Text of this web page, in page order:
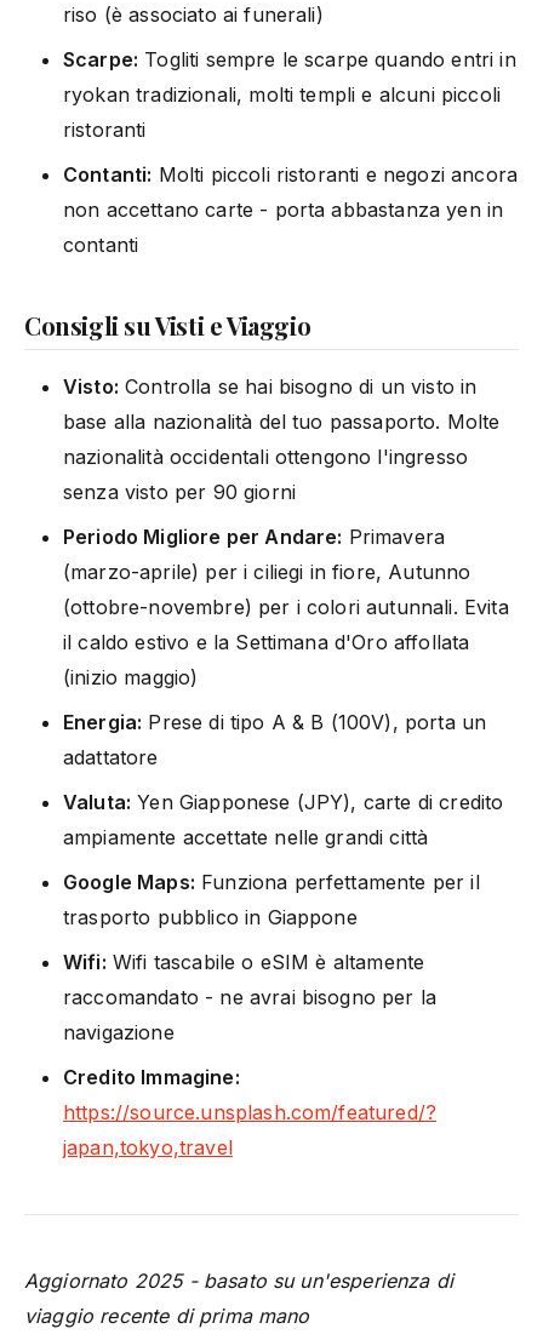
riso (è associato ai funerali)
Scarpe: Togliti sempre le scarpe quando entri in
ryokan tradizionali, molti templi e alcuni piccoli
ristoranti
Contanti: Molti piccoli ristoranti e negozi ancora
non accettano carte - porta abbastanza yen in
contanti
Consigli su Visti e Viaggio
Visto: Controlla se hai bisogno di un visto in
base alla nazionalità del tuo passaporto. Molte
nazionalità occidentali ottengono l'ingresso
senza visto per 90 giorni
Periodo Migliore per Andare: Primavera
(marzo-aprile) per i ciliegi in fiore, Autunno
(ottobre-novembre) per i colori autunnali. Evita
il caldo estivo e la Settimana d'Oro affollata
(inizio maggio)
Energia: Prese di tipo A & B (100V), porta un
adattatore
Valuta: Yen Giapponese (JPY), carte di credito
ampiamente accettate nelle grandi città
Google Maps: Funziona perfettamente per il
trasporto pubblico in Giappone
Wifi: Wifi tascabile o eSIM è altamente
raccomandato - ne avrai bisogno per la
navigazione
Credito Immagine:
https://source.unsplash.com/featured/?
japan,tokyo,travel
Aggiornato 2025 - basato su un'esperienza di
viaggio recente di prima mano